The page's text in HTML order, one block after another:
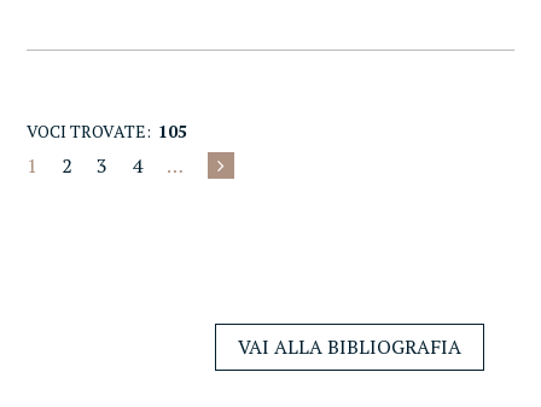
VOCI TROVATE: 105
1 2 3 4 …
VAI ALLA BIBLIOGRAFIA